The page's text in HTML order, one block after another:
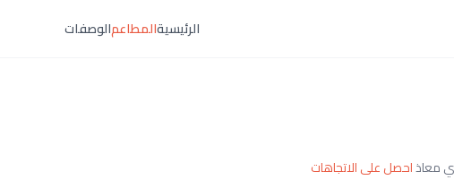
الرئيسيةالمطاعمالوصفات
احصل على الاتجاهات